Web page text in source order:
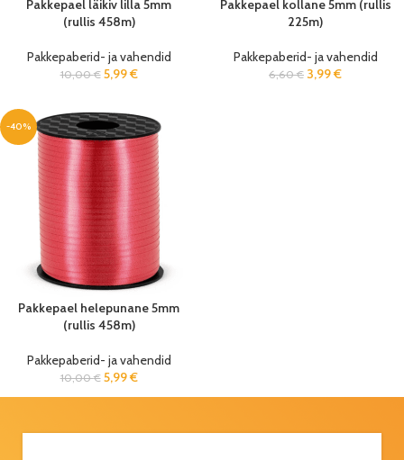
Pakkepael läikiv lilla 5mm
(rullis 458m)
Pakkepaberid- ja vahendid
10,00€ 5,99€
Pakkepael kollane 5mm (rullis
225m)
Pakkepaberid- ja vahendid
6,60€ 3,99€
-40%
Pakkepael helepunane 5mm
(rullis 458m)
Pakkepaberid- ja vahendid
10,00€ 5,99€